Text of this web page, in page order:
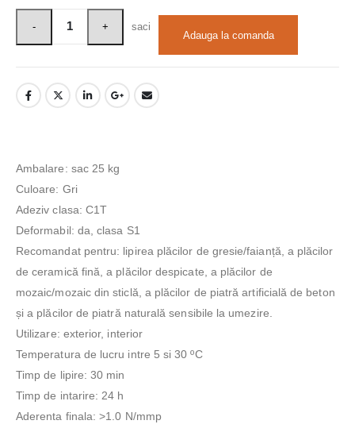
saci
Adauga la comanda
Ambalare: sac 25 kg
Culoare: Gri
Adeziv clasa: C1T
Deformabil: da, clasa S1
Recomandat pentru: lipirea plăcilor de gresie/faianță, a plăcilor
de ceramică fină, a plăcilor despicate, a plăcilor de
mozaic/mozaic din sticlă, a plăcilor de piatră artificială de beton
și a plăcilor de piatră naturală sensibile la umezire.
Utilizare: exterior, interior
Temperatura de lucru intre 5 si 30 ºC
Timp de lipire: 30 min
Timp de intarire: 24 h
Aderenta finala: >1.0 N/mmp